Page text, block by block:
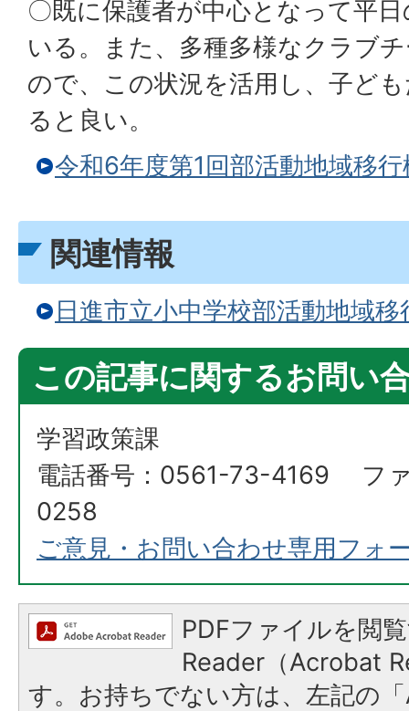
〇既に保護者が中心となって平
いる。また、多種多様なクラブ
ので、この状況を活用し、子ど
ると良い。
令和6年度第1回部活動地域移
関連情報
日進市立小中学校部活動地域
この記事に関するお問い
学習政策課
電話番号：0561-73-4169 フ
0258
ご意見・お問い合わせ専用フォ
PDFファイルを閲
Reader（Acrobat
す。お持ちでない方は、左記の